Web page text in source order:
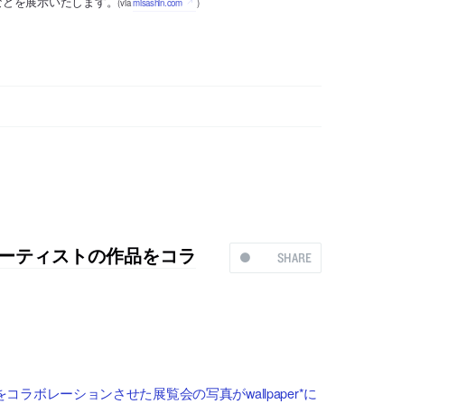
SHARE
ティストの作品をコラ
ラボレーションさせた展覧会の写真がwallpaper*に